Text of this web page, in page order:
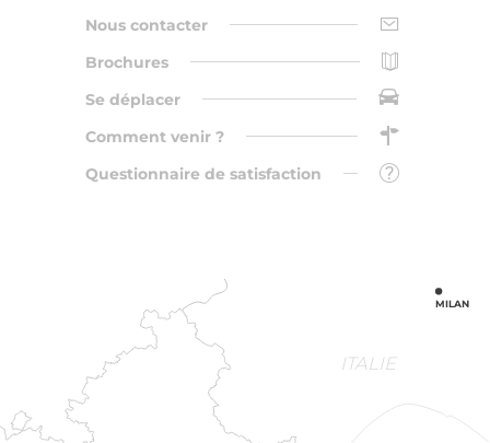
Nous contacter
Brochures
Se déplacer
Comment venir ?
Questionnaire de satisfaction
ITALIE
MILAN